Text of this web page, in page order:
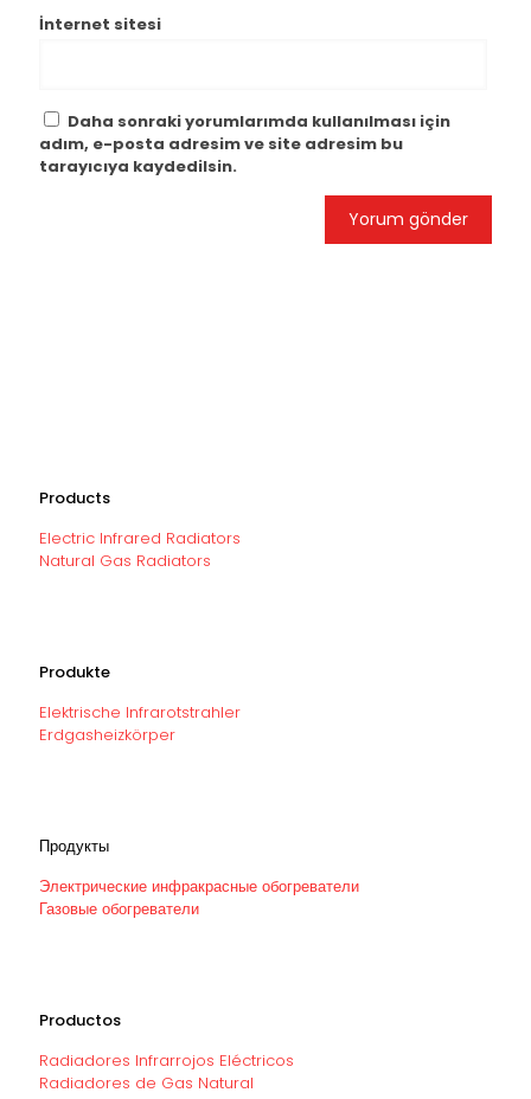
İnternet sitesi
Daha sonraki yorumlarımda kullanılması için
adım, e-posta adresim ve site adresim bu
tarayıcıya kaydedilsin.
Products
Electric Infrared Radiators
Natural Gas Radiators
Produkte
Elektrische Infrarotstrahler
Erdgasheizkörper
Продукты
Электрические инфракрасные обогреватели
Газовые обогреватели
Productos
Radiadores Infrarrojos Eléctricos
Radiadores de Gas Natural